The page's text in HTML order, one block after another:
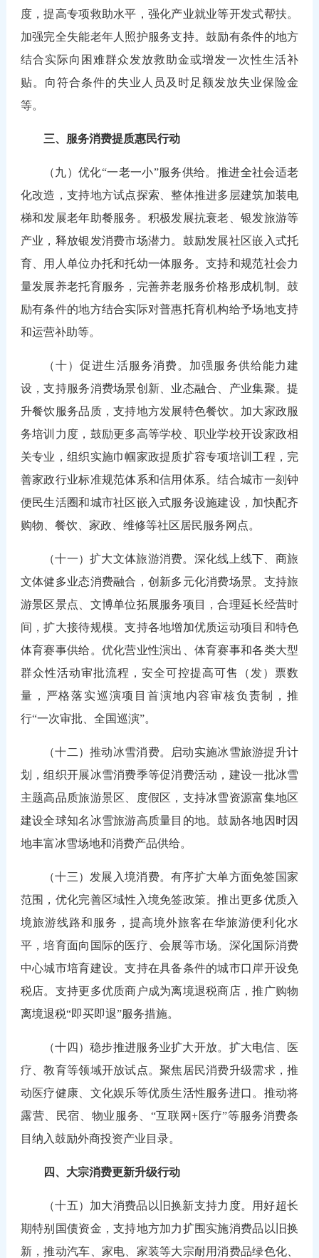
度，提高专项救助水平，强化产业就业等开发式帮扶。
加强完全失能老年人照护服务支持。鼓励有条件的地方
结合实际向困难群众发放救助金或增发一次性生活补
贴。向符合条件的失业人员及时足额发放失业保险金
等。
三、服务消费提质惠民行动
（九）优化“一老一小”服务供给。推进全社会适老
化改造，支持地方试点探索、整体推进多层建筑加装电
梯和发展老年助餐服务。积极发展抗衰老、银发旅游等
产业，释放银发消费市场潜力。鼓励发展社区嵌入式托
育、用人单位办托和托幼一体服务。支持和规范社会力
量发展养老托育服务，完善养老服务价格形成机制。鼓
励有条件的地方结合实际对普惠托育机构给予场地支持
和运营补助等。
（十）促进生活服务消费。加强服务供给能力建
设，支持服务消费场景创新、业态融合、产业集聚。提
升餐饮服务品质，支持地方发展特色餐饮。加大家政服
务培训力度，鼓励更多高等学校、职业学校开设家政相
关专业，组织实施巾帼家政提质扩容专项培训工程，完
善家政行业标准规范体系和信用体系。结合城市一刻钟
便民生活圈和城市社区嵌入式服务设施建设，加快配齐
购物、餐饮、家政、维修等社区居民服务网点。
（十一）扩大文体旅游消费。深化线上线下、商旅
文体健多业态消费融合，创新多元化消费场景。支持旅
游景区景点、文博单位拓展服务项目，合理延长经营时
间，扩大接待规模。支持各地增加优质运动项目和特色
体育赛事供给。优化营业性演出、体育赛事和各类大型
群众性活动审批流程，安全可控提高可售（发）票数
量，严格落实巡演项目首演地内容审核负责制，推
行“一次审批、全国巡演”。
（十二）推动冰雪消费。启动实施冰雪旅游提升计
划，组织开展冰雪消费季等促消费活动，建设一批冰雪
主题高品质旅游景区、度假区，支持冰雪资源富集地区
建设全球知名冰雪旅游高质量目的地。鼓励各地因时因
地丰富冰雪场地和消费产品供给。
（十三）发展入境消费。有序扩大单方面免签国家
范围，优化完善区域性入境免签政策。推出更多优质入
境旅游线路和服务，提高境外旅客在华旅游便利化水
平，培育面向国际的医疗、会展等市场。深化国际消费
中心城市培育建设。支持在具备条件的城市口岸开设免
税店。支持更多优质商户成为离境退税商店，推广购物
离境退税“即买即退”服务措施。
（十四）稳步推进服务业扩大开放。扩大电信、医
疗、教育等领域开放试点。聚焦居民消费升级需求，推
动医疗健康、文化娱乐等优质生活性服务进口。推动将
露营、民宿、物业服务、“互联网+医疗”等服务消费条
目纳入鼓励外商投资产业目录。
四、大宗消费更新升级行动
（十五）加大消费品以旧换新支持力度。用好超长
期特别国债资金，支持地方加力扩围实施消费品以旧换
新，推动汽车、家电、家装等大宗耐用消费品绿色化、